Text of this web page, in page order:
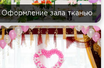
Оформление зала тканью